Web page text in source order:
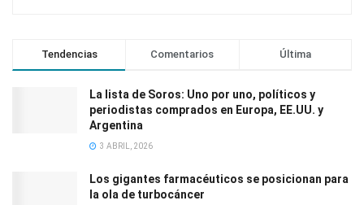
Tendencias Comentarios Última
La lista de Soros: Uno por uno, políticos y
periodistas comprados en Europa, EE.UU. y
Argentina
3 ABRIL, 2026
Los gigantes farmacéuticos se posicionan para
la ola de turbocáncer